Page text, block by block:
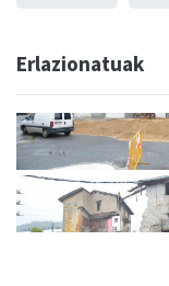
Erlazionatuak